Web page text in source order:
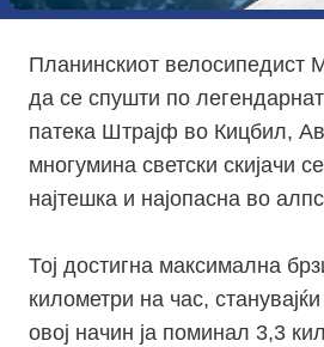
Планинскиот велосипедист
да се спушти по
патека Штрајф во Кицбил,
многумина светски скијачи
најтешка и најопасна во
Тој достигна максимална
километри на час,
овој начин ја поминал 3,3